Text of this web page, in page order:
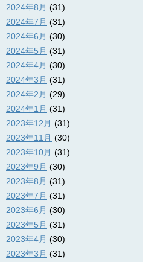
2024年8月 (31)
2024年7月 (31)
2024年6月 (30)
2024年5月 (31)
2024年4月 (30)
2024年3月 (31)
2024年2月 (29)
2024年1月 (31)
2023年12月 (31)
2023年11月 (30)
2023年10月 (31)
2023年9月 (30)
2023年8月 (31)
2023年7月 (31)
2023年6月 (30)
2023年5月 (31)
2023年4月 (30)
2023年3月 (31)